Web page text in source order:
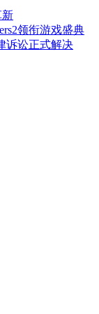
新
领衔游戏盛典
诉讼正式解决